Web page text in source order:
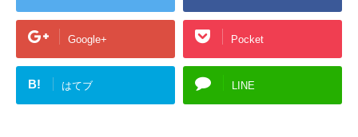
Google+ Pocket
B! はてブ LINE